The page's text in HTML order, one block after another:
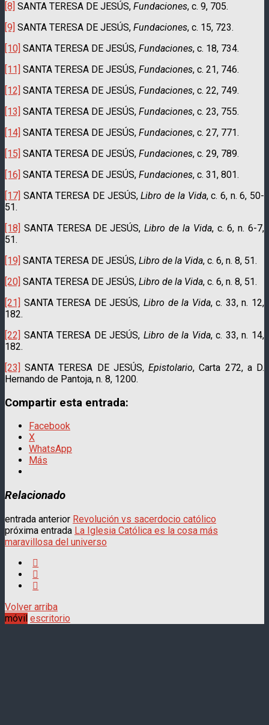
[8] SANTA TERESA DE JESÚS, Fundaciones, c. 9, 705.
[9] SANTA TERESA DE JESÚS, Fundaciones, c. 15, 723.
[10] SANTA TERESA DE JESÚS, Fundaciones, c. 18, 734.
[11] SANTA TERESA DE JESÚS, Fundaciones, c. 21, 746.
[12] SANTA TERESA DE JESÚS, Fundaciones, c. 22, 749.
[13] SANTA TERESA DE JESÚS, Fundaciones, c. 23, 755.
[14] SANTA TERESA DE JESÚS, Fundaciones, c. 27, 771.
[15] SANTA TERESA DE JESÚS, Fundaciones, c. 29, 789.
[16] SANTA TERESA DE JESÚS, Fundaciones, c. 31, 801.
[17] SANTA TERESA DE JESÚS,Libro de la Vida, c. 6, n. 6, 50-
51.
[18] SANTA TERESA DE JESÚS,Libro de la Vida, c. 6, n. 6-7,
51.
[19] SANTA TERESA DE JESÚS, Libro de la Vida, c. 6, n. 8, 51.
[20] SANTA TERESA DE JESÚS, Libro de la Vida, c. 6, n. 8, 51.
[21] SANTA TERESA DE JESÚS, Libro de la Vida, c. 33, n. 12,
182.
[22] SANTA TERESA DE JESÚS, Libro de la Vida, c. 33, n. 14,
182.
[23] SANTA TERESA DE JESÚS,Epistolario, Carta 272, a D.
Hernando de Pantoja, n. 8, 1200.
Compartir esta entrada:
Facebook
X
WhatsApp
Más
Relacionado
entrada anterior Revolución vs sacerdocio católico
próxima entrada La Iglesia Católica es la cosa más
maravillosa del universo
Volver arriba
móvil escritorio